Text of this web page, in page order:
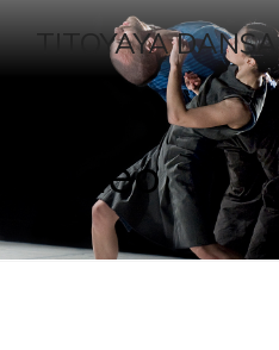
TITOYAYA DANSA
Video